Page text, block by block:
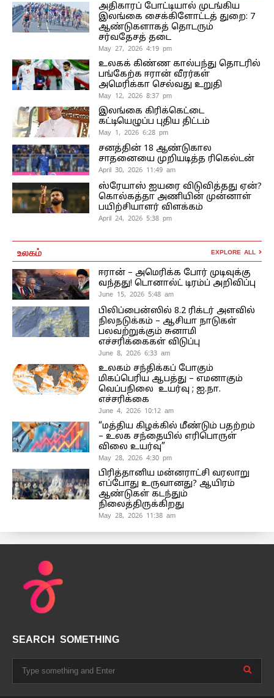
அதிகாரப் போட்டியால் முடங்கிய
இலங்கை சைக்கிளோட்டத் துறை: 7
ஆண்டுகளாகத் தொடரும்
சர்வதேசத் தடை
May 27, 2026 4:19 pm
உலகக் கிண்ண கால்பந்து தொடரில்
பங்கேற்க ஈரான் வீரர்கள்
அமெரிக்கா செல்வது உறுதி
May 12, 2026 8:37 pm
இலங்கை கிரிக்கெட்டை
கட்டியெழுப்ப புதிய திட்டம்
May 1, 2026 6:28 pm
சனத்தின் 18 ஆண்டுகால
சாதனையை முறியடித்த ரிகெல்டன்
April 30, 2026 11:49 am
ஸ்ரேயாஸ் ஐயரை விடுவித்தது ஏன்?
கொல்கத்தா அணியின் முன்னாள்
பயிற்சியாளர் விளக்கம்
April 24, 2026 5:38 pm
உலகம் EXPLORE ALL
ஈரான் – அமெரிக்க போர் முடிவுக்கு
வந்தது! டொனால்ட் டிரம்ப் அறிவிப்பு
June 15, 2026 5:48 am
பிலிப்பைன்ஸில் 8.2 ரிக்டர் அளவில்
நிலநடுக்கம் – ஆசியா நாடுகள்
பலவற்றுக்கும் சுனாமி
எச்சரிக்கைகள் விடுப்பு
June 8, 2026 6:33 am
உலகம் சந்திக்கப் போகும்
மிகப்பெரிய ஆபத்து – எமனாகும்
வெப்பநிலை உயர்வு ; ஐ.நா.
எச்சரிக்கை
June 4, 2026 10:12 am
“மத்திய கிழக்கில் மீண்டும் பதற்றம்
– உலக சந்தையில் எரிபொருள்
விலை உயர்வு”
May 28, 2026 4:30 pm
பிரித்தானிய மன்னராட்சி வரலாறு
எப்போது உருவானது? ஆயிரம்
ஆண்டுகள் கடந்தும்
நிலைத்திருக்கிறது
May 28, 2026 11:38 am
SEARCH SOMETHING